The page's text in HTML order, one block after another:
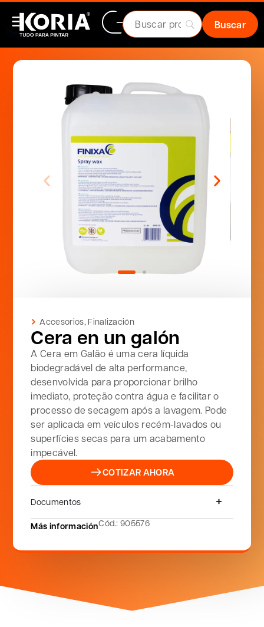
Accesorios,Finalización
Cera en un galón
A Cera em Galão é uma cera líquida
biodegradável de alta performance,
desenvolvida para proporcionar brilho
imediato, proteção contra água e facilitar o
processo de secagem após a lavagem. Pode
ser aplicada em veículos recém-lavados ou
superfícies secas para um acabamento
impecável.
COTIZAR AHORA
Documentos
Más informaciónCód.: 905576